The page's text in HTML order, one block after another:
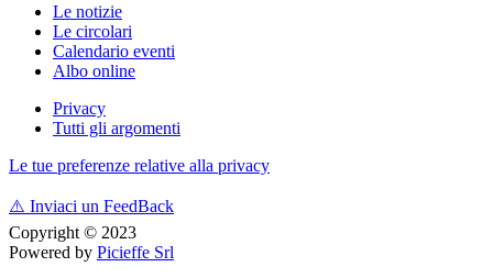
Le notizie
Le circolari
Calendario eventi
Albo online
Privacy
Tutti gli argomenti
Le tue preferenze relative alla privacy
⚠️ Inviaci un FeedBack
Copyright © 2023
Powered by Picieffe Srl